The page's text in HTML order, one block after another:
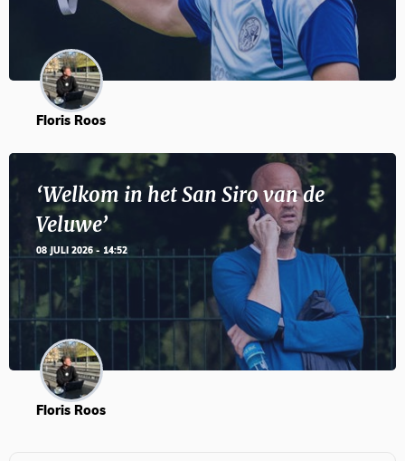
Floris Roos
‘Welkom in het San Siro van de
Veluwe’
08 JULI 2026 - 14:52
Floris Roos